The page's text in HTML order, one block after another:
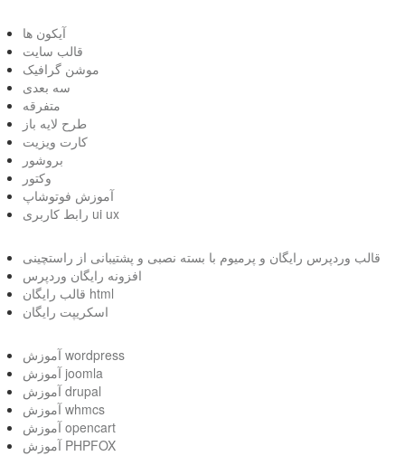
آیکون ها
قالب سایت
موشن گرافیک
سه بعدی
متفرقه
طرح لایه باز
کارت ویزیت
بروشور
وکتور
آموزش فوتوشاپ
رابط کاربری ui ux
قالب وردپرس رایگان و پرمیوم با بسته نصبی و پشتیبانی از راستچینی
افزونه رایگان وردپرس
قالب رایگان html
اسکریپت رایگان
آموزش wordpress
آموزش joomla
آموزش drupal
آموزش whmcs
آموزش opencart
آموزش PHPFOX